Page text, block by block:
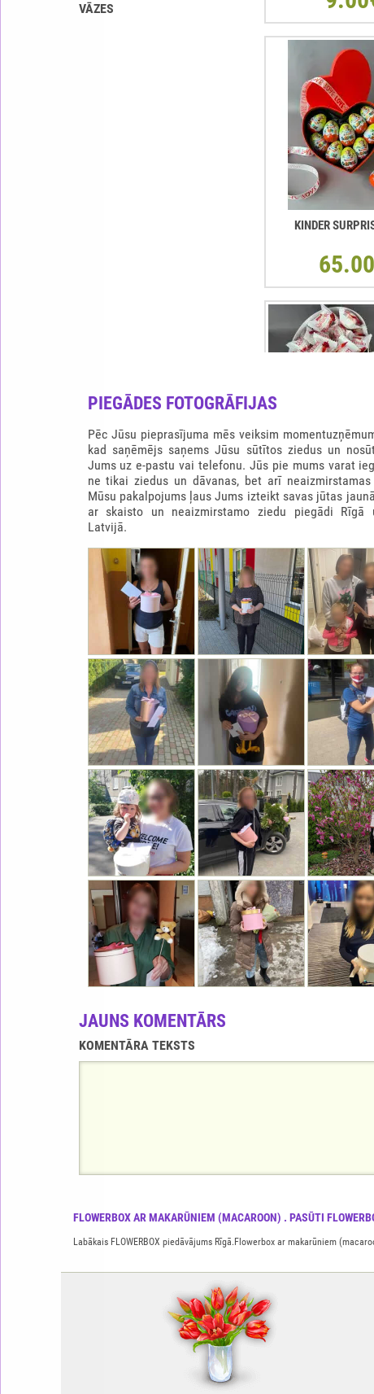
FLOWERBOX AR MAKARŪNIEM (MACAROON) . PASŪTI
Labākais FLOWERBOX piedāvājums Rīgā.Flowerbox ar makarūniem
VĀZES
KINDER
RAFFAELLO SIRDS
PIEGĀDES FOTOGRĀFIJAS
Pēc Jūsu pieprasījuma mēs veiksim
kad saņēmējs saņems Jūsu sūtītos ziedus un
Jums uz e-pastu vai telefonu. Jūs pie mums varat
ne tikai ziedus un dāvanas, bet arī
Mūsu pakalpojums ļaus Jums izteikt savas jūtas
ar skaisto un neaizmirstamo ziedu piegādi Rīgā
Latvijā.
JAUNS KOMENTĀRS
KOMENTĀRA TEKSTS